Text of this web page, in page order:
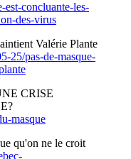
est-concluante-les-
des-virus
Valérie Plante
25/pas-de-masque-
CRISE
masque
qu'on ne le croit